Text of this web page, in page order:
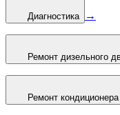
Диагностика →
Ремонт дизельного
Ремонт кондиционера